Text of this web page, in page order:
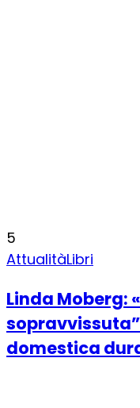
5
AttualitàLibri
Linda Moberg:
domestica